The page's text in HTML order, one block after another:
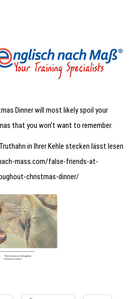
Dinner will most likely spoil your
that you won’t want to remember.
in Ihrer Kehle stecken lässt lesen
mass.com/false-friends-at-
christmas-dinner/